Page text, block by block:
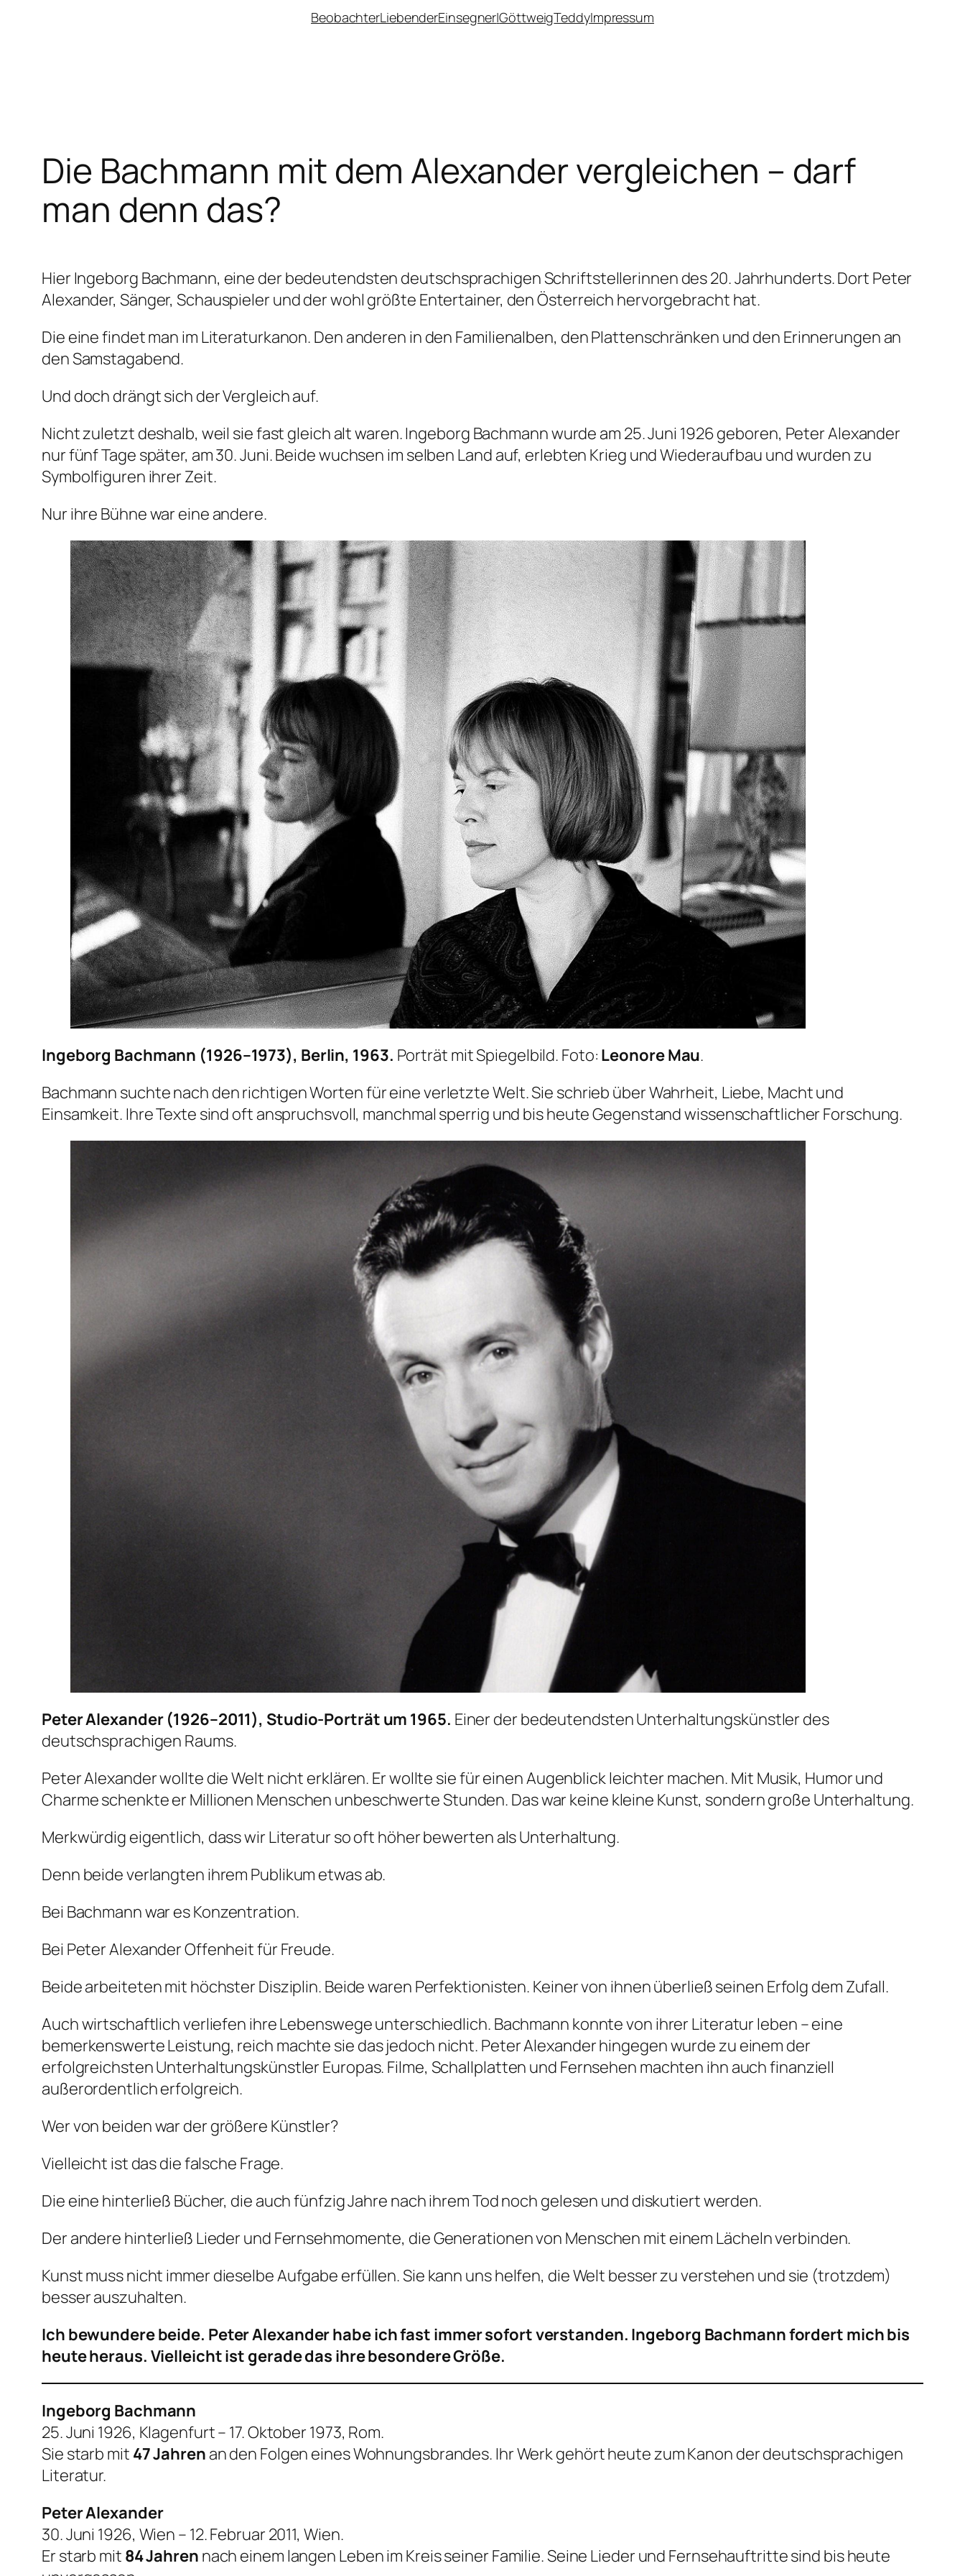
BeobachterLiebenderEinsegner|GöttweigTeddyImpressum
Die Bachmann mit dem Alexander vergleichen – darf
man denn das?
Hier Ingeborg Bachmann, eine der bedeutendsten deutschsprachigen Schriftstellerinnen des 20. Jahrhunderts. Dort Peter
Alexander, Sänger, Schauspieler und der wohl größte Entertainer, den Österreich hervorgebracht hat.
Die eine findet man im Literaturkanon. Den anderen in den Familienalben, den Plattenschränken und den Erinnerungen an
den Samstagabend.
Und doch drängt sich der Vergleich auf.
Nicht zuletzt deshalb, weil sie fast gleich alt waren. Ingeborg Bachmann wurde am 25. Juni 1926 geboren, Peter Alexander
nur fünf Tage später, am 30. Juni. Beide wuchsen im selben Land auf, erlebten Krieg und Wiederaufbau und wurden zu
Symbolfiguren ihrer Zeit.
Nur ihre Bühne war eine andere.
Ingeborg Bachmann (1926–1973), Berlin, 1963. Porträt mit Spiegelbild. Foto: Leonore Mau.
Bachmann suchte nach den richtigen Worten für eine verletzte Welt. Sie schrieb über Wahrheit, Liebe, Macht und
Einsamkeit. Ihre Texte sind oft anspruchsvoll, manchmal sperrig und bis heute Gegenstand wissenschaftlicher Forschung.
Peter Alexander (1926–2011), Studio-Porträt um 1965. Einer der bedeutendsten Unterhaltungskünstler des
deutschsprachigen Raums.
Peter Alexander wollte die Welt nicht erklären. Er wollte sie für einen Augenblick leichter machen. Mit Musik, Humor und
Charme schenkte er Millionen Menschen unbeschwerte Stunden. Das war keine kleine Kunst, sondern große Unterhaltung.
Merkwürdig eigentlich, dass wir Literatur so oft höher bewerten als Unterhaltung.
Denn beide verlangten ihrem Publikum etwas ab.
Bei Bachmann war es Konzentration.
Bei Peter Alexander Offenheit für Freude.
Beide arbeiteten mit höchster Disziplin. Beide waren Perfektionisten. Keiner von ihnen überließ seinen Erfolg dem Zufall.
Auch wirtschaftlich verliefen ihre Lebenswege unterschiedlich. Bachmann konnte von ihrer Literatur leben – eine
bemerkenswerte Leistung, reich machte sie das jedoch nicht. Peter Alexander hingegen wurde zu einem der
erfolgreichsten Unterhaltungskünstler Europas. Filme, Schallplatten und Fernsehen machten ihn auch finanziell
außerordentlich erfolgreich.
Wer von beiden war der größere Künstler?
Vielleicht ist das die falsche Frage.
Die eine hinterließ Bücher, die auch fünfzig Jahre nach ihrem Tod noch gelesen und diskutiert werden.
Der andere hinterließ Lieder und Fernsehmomente, die Generationen von Menschen mit einem Lächeln verbinden.
Kunst muss nicht immer dieselbe Aufgabe erfüllen. Sie kann uns helfen, die Welt besser zu verstehen und sie (trotzdem)
besser auszuhalten.
Ich bewundere beide. Peter Alexander habe ich fast immer sofort verstanden. Ingeborg Bachmann fordert mich bis
heute heraus. Vielleicht ist gerade das ihre besondere Größe.
Ingeborg Bachmann
25. Juni 1926, Klagenfurt – 17. Oktober 1973, Rom.
Sie starb mit 47 Jahren an den Folgen eines Wohnungsbrandes. Ihr Werk gehört heute zum Kanon der deutschsprachigen
Literatur.
Peter Alexander
30. Juni 1926, Wien – 12. Februar 2011, Wien.
Er starb mit 84 Jahren nach einem langen Leben im Kreis seiner Familie. Seine Lieder und Fernsehauftritte sind bis heute